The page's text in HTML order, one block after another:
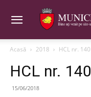
Acasă 2018 HCL nr.
HCL nr.
15/06/2018